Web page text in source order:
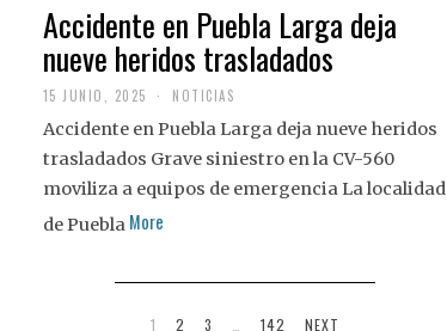
Accidente en Puebla Larga deja
nueve heridos trasladados
15 JUNIO, 2025 NOTICIAS
Accidente en Puebla Larga deja nueve heridos
trasladados Grave siniestro en la CV-560
moviliza a equipos de emergencia La localidad
de Puebla More
1 2 3 … 142 NEXT